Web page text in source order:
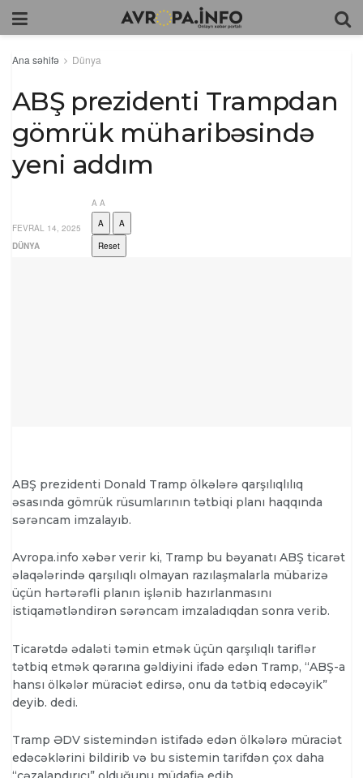
Ana səhifə Dünya
ABŞ prezidenti Trampdan
gömrük müharibəsində
yeni addım
FEVRAL 14, 2025
DÜNYA
A A
A
A
Reset
ABŞ prezidenti Donald Tramp ölkələrə qarşılıqlılıq
əsasında gömrük rüsumlarının tətbiqi planı haqqında
sərəncam imzalayıb.
Avropa.info xəbər verir ki, Tramp bu bəyanatı ABŞ ticarət
əlaqələrində qarşılıqlı olmayan razılaşmalarla mübarizə
üçün hərtərəfli planın işlənib hazırlanmasını
istiqamətləndirən sərəncam imzaladıqdan sonra verib.
Ticarətdə ədaləti təmin etmək üçün qarşılıqlı tariflər
tətbiq etmək qərarına gəldiyini ifadə edən Tramp, “ABŞ-a
hansı ölkələr müraciət edirsə, onu da tətbiq edəcəyik”
deyib. dedi.
Tramp ƏDV sistemindən istifadə edən ölkələrə müraciət
edəcəklərini bildirib və bu sistemin tarifdən çox daha